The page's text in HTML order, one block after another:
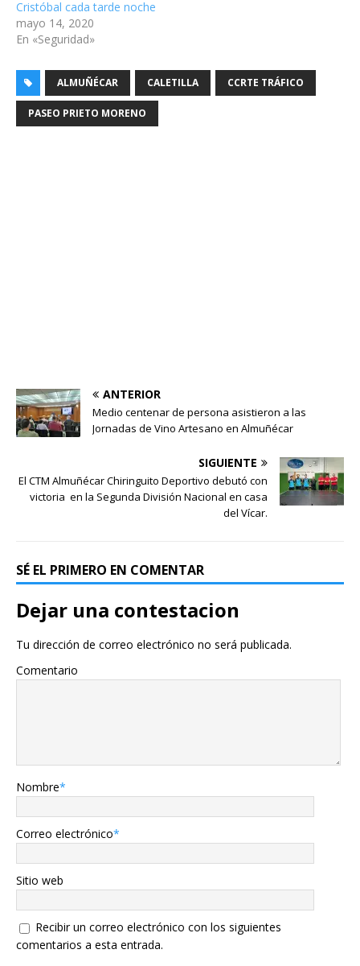
Cristóbal cada tarde noche
mayo 14, 2020
En «Seguridad»
ALMUÑÉCAR CALETILLA CCRTE TRÁFICO
PASEO PRIETO MORENO
ANTERIOR
Medio centenar de persona asistieron a las
Jornadas de Vino Artesano en Almuñécar
SIGUIENTE
El CTM Almuñécar Chiringuito Deportivo debutó con
victoria en la Segunda División Nacional en casa
del Vícar.
SÉ EL PRIMERO EN COMENTAR
Dejar una contestacion
Tu dirección de correo electrónico no será publicada.
Comentario
Nombre*
Correo electrónico*
Sitio web
Recibir un correo electrónico con los siguientes
comentarios a esta entrada.